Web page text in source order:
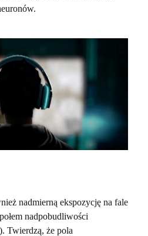
nadmierną ekspozycję na fale
nadpobudliwości
Twierdzą, że pola